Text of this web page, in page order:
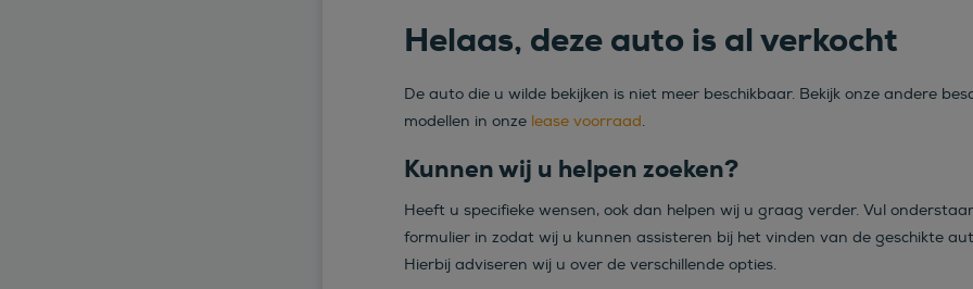
Helaas, deze auto is al verkocht
De auto die u wilde bekijken is niet meer beschikbaar. Bekijk onze andere
modellen in onze lease voorraad.
Kunnen wij u helpen zoeken?
Heeft u specifieke wensen, ook dan helpen wij u graag verder. Vul
formulier in zodat wij u kunnen assisteren bij het vinden van de geschikte
Hierbij adviseren wij u over de verschillende opties.